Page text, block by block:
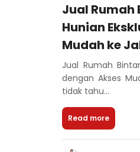
Jual Rumah
Hunian
Mudah ke
Jual Rumah
dengan Akses
tidak tahu...
Read more